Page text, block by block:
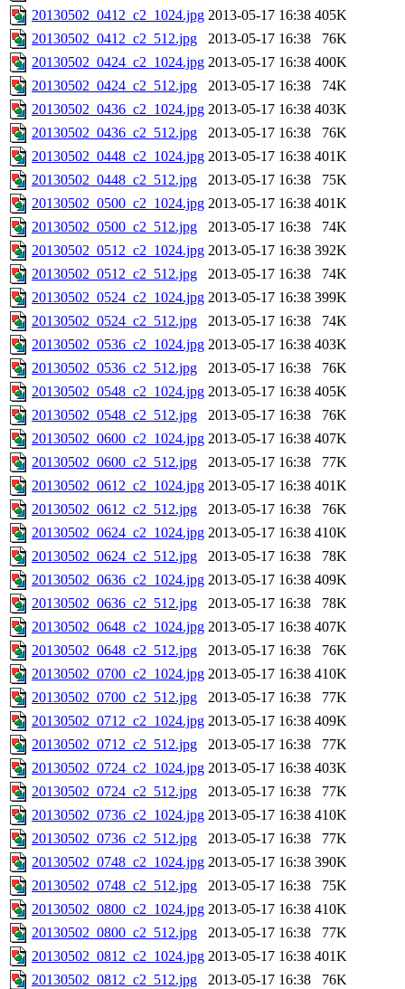
20130502_0412_c2_1024.jpg 2013-05-17 16:38 405K
20130502_0412_c2_512.jpg
2013-05-17 16:38
76K
20130502_0424_c2_1024.jpg 2013-05-17 16:38 400K
20130502_0424_c2_512.jpg
2013-05-17 16:38
74K
20130502_0436_c2_1024.jpg 2013-05-17 16:38 403K
20130502_0436_c2_512.jpg
2013-05-17 16:38
76K
20130502_0448_c2_1024.jpg 2013-05-17 16:38 401K
20130502_0448_c2_512.jpg
2013-05-17 16:38
75K
20130502_0500_c2_1024.jpg 2013-05-17 16:38 401K
20130502_0500_c2_512.jpg
2013-05-17 16:38
74K
20130502_0512_c2_1024.jpg 2013-05-17 16:38 392K
20130502_0512_c2_512.jpg
2013-05-17 16:38
74K
20130502_0524_c2_1024.jpg 2013-05-17 16:38 399K
20130502_0524_c2_512.jpg
2013-05-17 16:38
74K
20130502_0536_c2_1024.jpg 2013-05-17 16:38 403K
20130502_0536_c2_512.jpg
2013-05-17 16:38
76K
20130502_0548_c2_1024.jpg 2013-05-17 16:38 405K
20130502_0548_c2_512.jpg
2013-05-17 16:38
76K
20130502_0600_c2_1024.jpg 2013-05-17 16:38 407K
20130502_0600_c2_512.jpg
2013-05-17 16:38
77K
20130502_0612_c2_1024.jpg 2013-05-17 16:38 401K
20130502_0612_c2_512.jpg
2013-05-17 16:38
76K
20130502_0624_c2_1024.jpg 2013-05-17 16:38 410K
20130502_0624_c2_512.jpg
2013-05-17 16:38
78K
20130502_0636_c2_1024.jpg 2013-05-17 16:38 409K
20130502_0636_c2_512.jpg
2013-05-17 16:38
78K
20130502_0648_c2_1024.jpg 2013-05-17 16:38 407K
20130502_0648_c2_512.jpg
2013-05-17 16:38
76K
20130502_0700_c2_1024.jpg 2013-05-17 16:38 410K
20130502_0700_c2_512.jpg
2013-05-17 16:38
77K
20130502_0712_c2_1024.jpg 2013-05-17 16:38 409K
20130502_0712_c2_512.jpg
2013-05-17 16:38
77K
20130502_0724_c2_1024.jpg 2013-05-17 16:38 403K
20130502_0724_c2_512.jpg
2013-05-17 16:38
77K
20130502_0736_c2_1024.jpg 2013-05-17 16:38 410K
20130502_0736_c2_512.jpg
2013-05-17 16:38
77K
20130502_0748_c2_1024.jpg 2013-05-17 16:38 390K
20130502_0748_c2_512.jpg
2013-05-17 16:38
75K
20130502_0800_c2_1024.jpg 2013-05-17 16:38 410K
20130502_0800_c2_512.jpg
2013-05-17 16:38
77K
20130502_0812_c2_1024.jpg 2013-05-17 16:38 401K
20130502_0812_c2_512.jpg
2013-05-17 16:38
76K